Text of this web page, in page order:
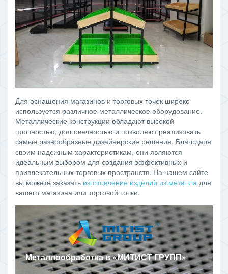
Для оснащения магазинов и торговых точек широко
используется различное металлическое оборудование.
Металлические конструкции обладают высокой
прочностью, долговечностью и позволяют реализовать
самые разнообразные дизайнерские решения. Благодаря
своим надежным характеристикам, они являются
идеальным выбором для создания эффективных и
привлекательных торговых пространств. На нашем сайте
вы можете заказать изготовление изделий из металла для
вашего магазина или торговой точки.
Металлообработка в«МИТИСТ ГРУПП»